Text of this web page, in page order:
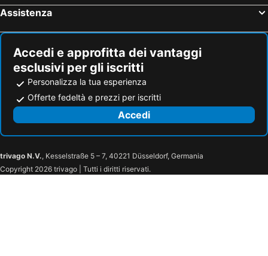
Santa's Holiday Homes
Kakslauttanen Arctic Resort
Invisible Forest Lodge
Inapolku
Hotel Boreas
Hotel Inari
Balder Luxury Lodge & Glass Igloos
Ranua Resort Arctic Igloos
Arctic Raja Inn
Arctic Panorama Resort & Spa
Lapland Hotels Saaga
Lodge 67°N
Assistenza
Accedi e approfitta dei vantaggi
esclusivi per gli iscritti
Personalizza la tua esperienza
Offerte fedeltà e prezzi per iscritti
Accedi
trivago N.V., Kesselstraße 5 – 7, 40221 Düsseldorf, Germania
Copyright 2026 trivago | Tutti i diritti riservati.